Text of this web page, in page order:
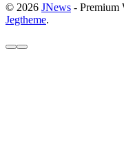
© 2026 JNews - Premium
Jegtheme.